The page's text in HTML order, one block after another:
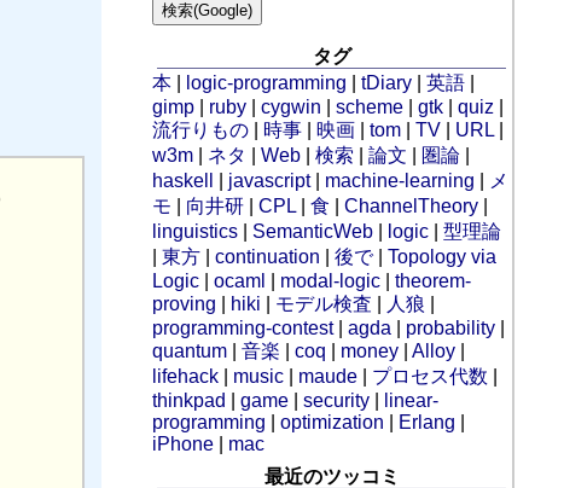
タグ
本
logic-programming |tDiary |英語
gimp
ruby |cygwin |scheme |gtk |quiz
流行りもの
時事 映画 |tom |TV URL
w3m
ネタ |Web |検索 |論文 圏論
haskell
javascript| machine-learning
メ
モ
向井研 |CPL |食 |ChannelTheory
linguistics
SemanticWeb logic |型理論
|東方 |continuation |後で|Topology via
Logic |ocaml modal-logic |theorem-
proving
hiki モデル検査 人狼
programming-contest|agda probability
quantum |音楽 |coq money |Alloy
lifehack
music maude プロセス代数
thinkpad
|game |security
linear-
programming |optimization Erlang
iPhone
mac
最近のツッコミ